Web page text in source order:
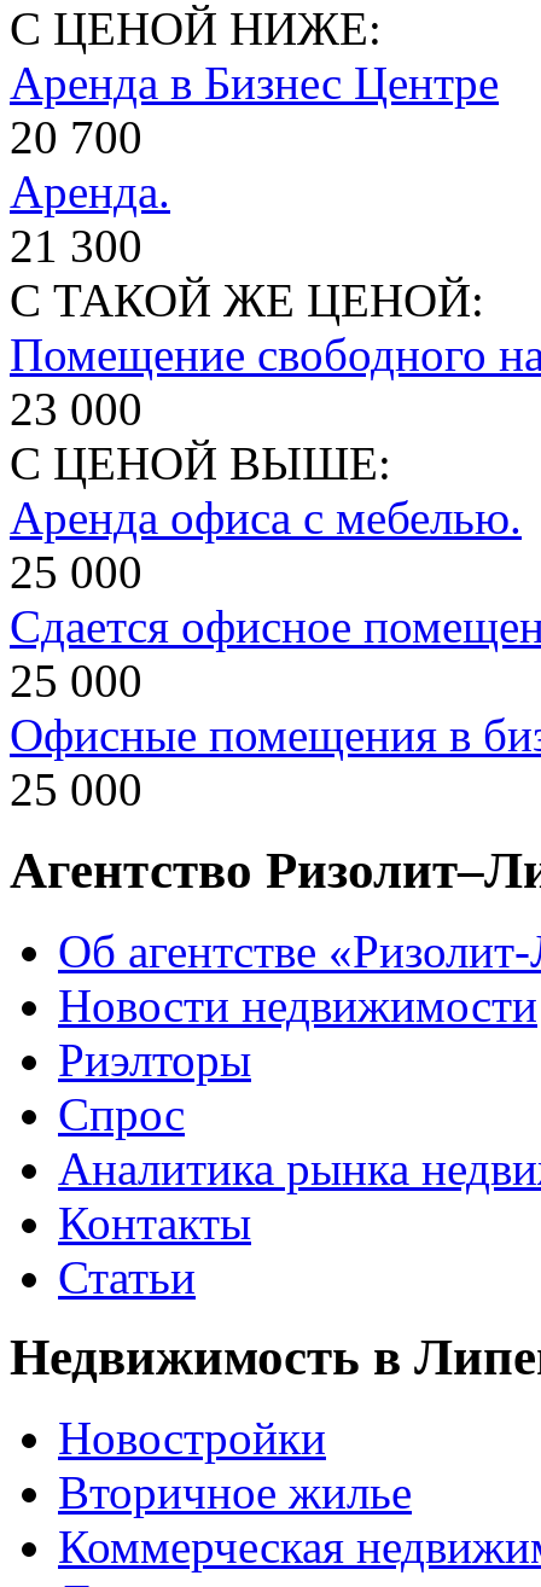
С ЦЕНОЙ НИЖЕ:
Аренда в Бизнес Центре
20 700
Аренда.
21 300
С ТАКОЙ ЖЕ ЦЕНОЙ:
Помещение свободного
23 000
С ЦЕНОЙ ВЫШЕ:
Аренда офиса с мебелью.
25 000
Сдается офисное
25 000
Офисные помещения в
25 000
Агентство
Об агентстве
Новости недвижимости
Риэлторы
Спрос
Аналитика рынка
Контакты
Статьи
Недвижимость в
Новостройки
Вторичное жилье
Коммерческая